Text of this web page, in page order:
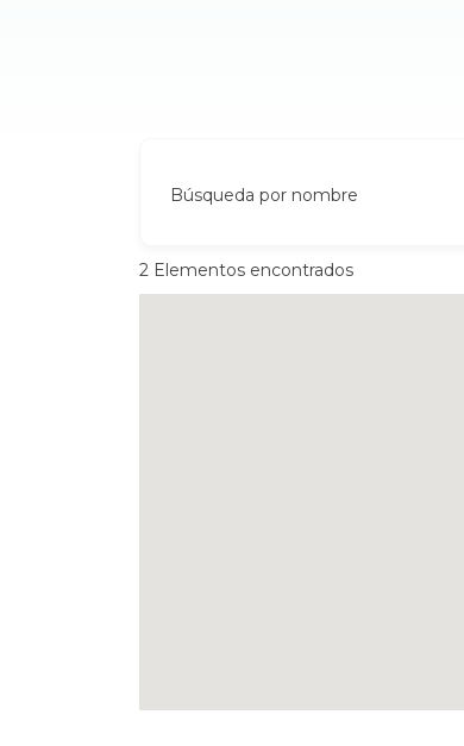
Búsqueda por nombre
2 Elementos encontrados